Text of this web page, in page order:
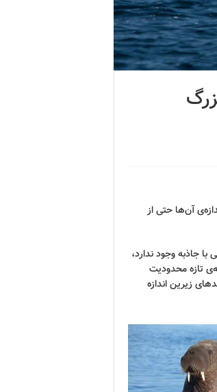
آن‌ها حتی از
جاذبه وجود ندارد،
تازه محدودیت
زیرین اندازه